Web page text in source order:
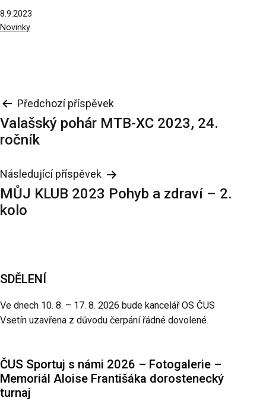
Publikováno
8.9.2023
VNovinky
Navigace
pro
Předchozí příspěvek
Valašský pohár MTB-XC 2023, 24.
ročník
Následující příspěvek
MŮJ KLUB 2023 Pohyb a zdraví – 2.
kolo
SDĚLENÍ
Ve dnech 10. 8. – 17. 8. 2026 bude kancelář OS ČUS
Vsetín uzavřena z důvodu čerpání řádné dovolené.
ČUS Sportuj s námi 2026 – Fotogalerie –
Memoriál Aloise Františáka dorostenecký
turnaj